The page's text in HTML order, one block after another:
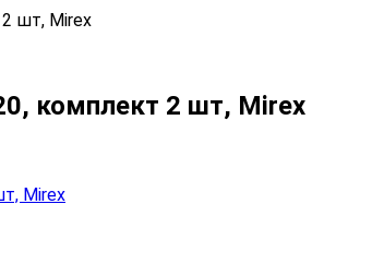
шт, Mirex
комплект 2 шт, Mirex